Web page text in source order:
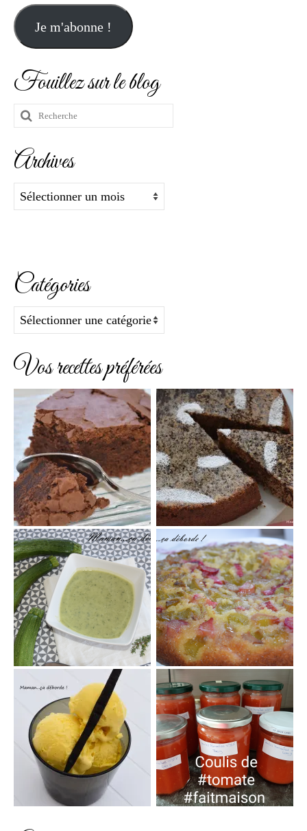
mail
ici
Je m'abonne !
Fouillez sur le blog
Rechercher
Archives
Archives
Catégories
Catégories
Vos recettes préférées